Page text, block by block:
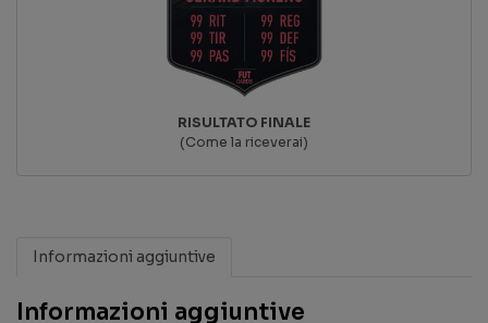
RISULTATO FINALE
(Come la riceverai)
Informazioni aggiuntive
Informazioni aggiuntive